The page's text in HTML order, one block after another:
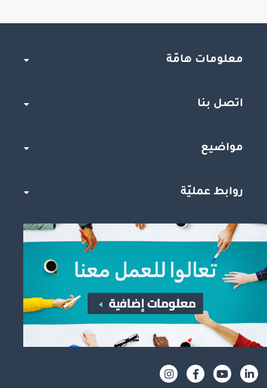
معلومات هامّة
اتصل بنا
مواضيع
روابط عمليّة